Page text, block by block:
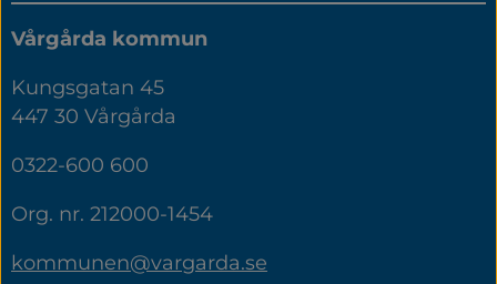
Vårgårda kommun
Kungsgatan 45
447 30 Vårgårda
0322-600 600
Org. nr. 212000-1454
kommunen@vargarda.se